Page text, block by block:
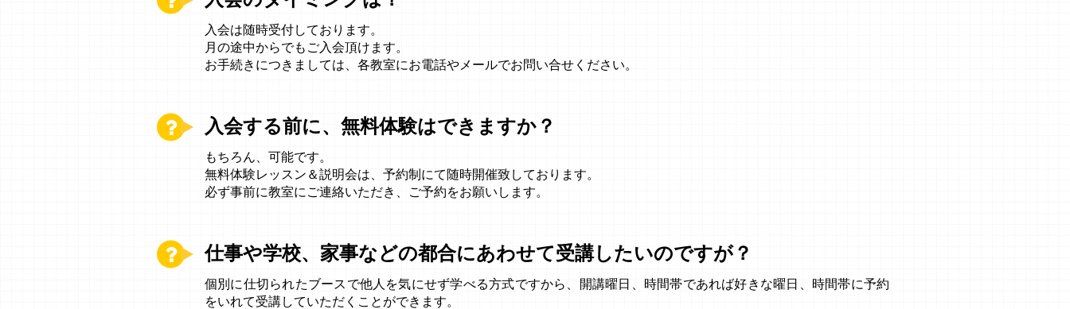
入会は随時受付しております。
月の途中からでもご入会頂けます。
お手続きにつきましては、各教室にお電話やメールでお問い合せください。
入会する前に、無料体験はできますか？
もちろん、可能です。
無料体験レッスン＆説明会は、予約制にて随時開催致しております。
必ず事前に教室にご連絡いただき、ご予約をお願いします。
仕事や学校、家事などの都合にあわせて受講したいのですが？
個別に仕切られたブースで他人を気にせず学べる方式ですから、開講曜日、時間帯であれば好きな曜日、時間帯に予約
をいれて受講していただくことができます。